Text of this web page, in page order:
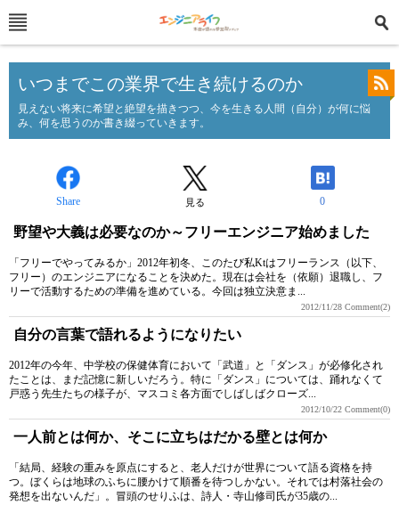
いつまでこの業界で生き続けるのか
見えない将来に希望と絶望を描きつつ、今を生きる人間（自分）が何に悩
み、何を思うのか書き綴っていきます。
Share 見る 0
野望や大義は必要なのか～フリーエンジニア始めました
「フリーでやってみるか」2012年初冬、このたび私Ktはフリーランス（以下、
フリー）のエンジニアになることを決めた。現在は会社を（依願）退職し、フ
リーで活動するための準備を進めている。今回は独立決意ま...
2012/11/28 Comment(2)
自分の言葉で語れるようになりたい
2012年の今年、中学校の保健体育において「武道」と「ダンス」が必修化され
たことは、まだ記憶に新しいだろう。特に「ダンス」については、踊れなくて
戸惑う先生たちの様子が、マスコミ各方面でしばしばクローズ...
2012/10/22 Comment(0)
一人前とは何か、そこに立ちはだかる壁とは何か
「結局、経験の重みを原点にすると、老人だけが世界について語る資格を持
つ。ぼくらは地球のふちに腰かけて順番を待つしかない。それでは村落社会の
発想を出ないんだ」。冒頭のせりふは、詩人・寺山修司氏が35歳の...